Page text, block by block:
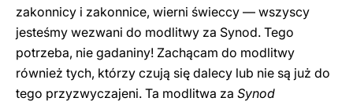
zakonnicy i zakonnice, wierni świeccy — wszyscy
jesteśmy wezwani do modlitwy za Synod. Tego
potrzeba, nie gadaniny! Zachącam do modlitwy
również tych, którzy czują się dalecy lub nie są już do
tego przyzwyczajeni. Ta modlitwa za Synod